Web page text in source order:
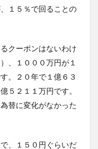
１５％で回ることの
クーポンはないわけ
、１０００万円が１
。２０年で１億６３
５２１１万円です。
替に変化がなかった
、１５０円ぐらいだ